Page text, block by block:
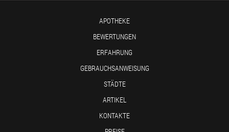
APOTHEKE
BEWERTUNGEN
ERFAHRUNG
GEBRAUCHSANWEISUNG
STÄDTE
ARTIKEL
KONTAKTE